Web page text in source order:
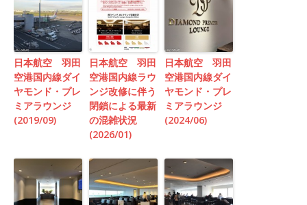
日本航空 羽田
空港国内線ダイ
ヤモンド・プレ
ミアラウンジ
(2019/09)
日本航空 羽田
空港国内線ラウ
ンジ改修に伴う
閉鎖による最新
の混雑状況
(2026/01)
日本航空 羽田
空港国内線ダイ
ヤモンド・プレ
ミアラウンジ
(2024/06)